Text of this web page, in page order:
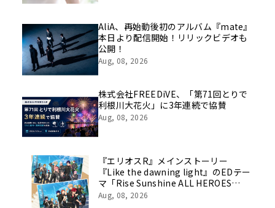
AliA、再始動後初のアルバム『mate』
本日より配信開始！リリックビデオも
公開！
Aug, 08, 2026
株式会社FREEDiVE、「第71回とりで
利根川大花火」に3年連続で協賛
Aug, 08, 2026
『エリオスR』メインストーリー
『Like the dawning light』のEDテー
マ「Rise Sunshine ALL HEROES
Ver.」がフルサイズ配信決定！
Aug, 08, 2026